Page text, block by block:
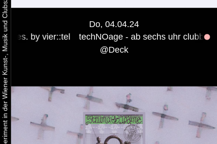
Do, 04.04.24
techNOage - ab sechs uhr clubbing pres. by
@Deck